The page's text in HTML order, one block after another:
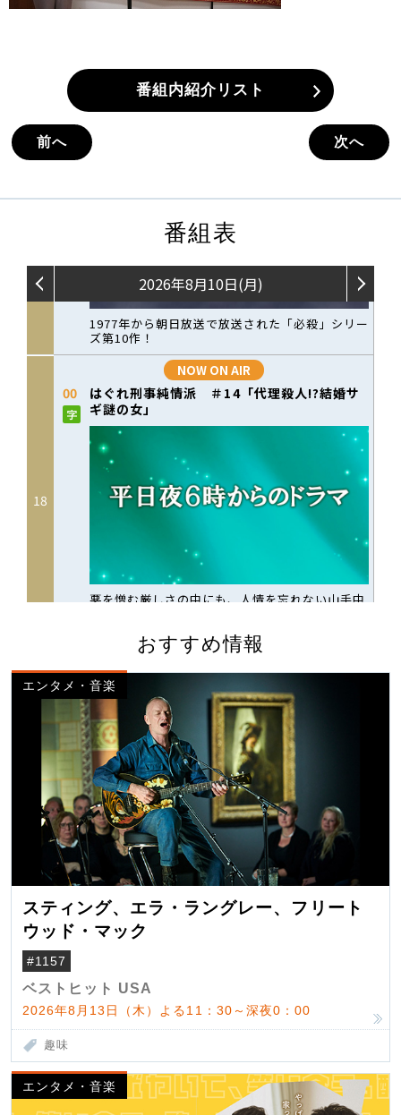
番組内紹介リスト
前へ 次へ
番組表
おすすめ情報
エンタメ・音楽
スティング、エラ・ラングレー、フリート
ウッド・マック
#1157
ベストヒット USA
2026年8月13日（木）よる11：30～深夜0：00
趣味
エンタメ・音楽